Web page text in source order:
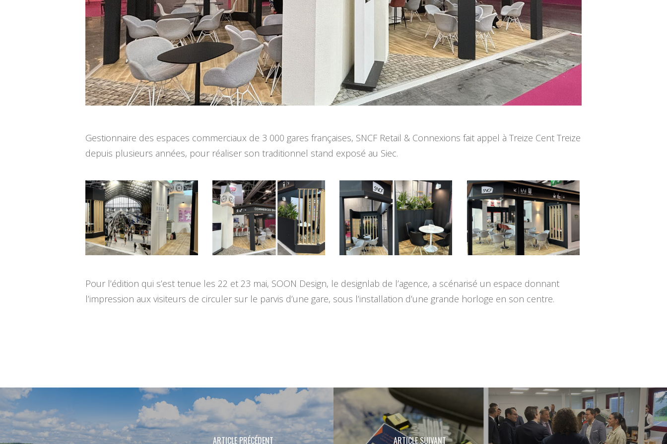
Gestionnaire des espaces commerciaux de 3 000 gares françaises, SNCF Retail & Connexions fait appel à Treize Cent Treize
depuis plusieurs années, pour réaliser son traditionnel stand exposé au Siec.
Pour l’édition qui s’est tenue les 22 et 23 mai, SOON Design, le designlab de l’agence, a scénarisé un espace donnant
l’impression aux visiteurs de circuler sur le parvis d’une gare, sous l’installation d’une grande horloge en son centre.
ARTICLE PRÉCÉDENT ARTICLE SUIVANT